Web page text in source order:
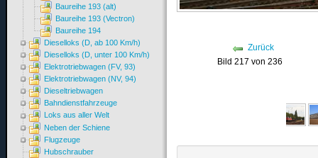
Zurück
Bild 217 von 236
Baureihe 193 (alt)
Baureihe 193 (Vectron)
Baureihe 194
Dieselloks (D, ab 100 Km/h)
Dieselloks (D, unter 100 Km/h)
Elektrotriebwagen (FV, 93)
Elektrotriebwagen (NV, 94)
Dieseltriebwagen
Bahndienstfahrzeuge
Loks aus aller Welt
Neben der Schiene
Flugzeuge
Hubschrauber